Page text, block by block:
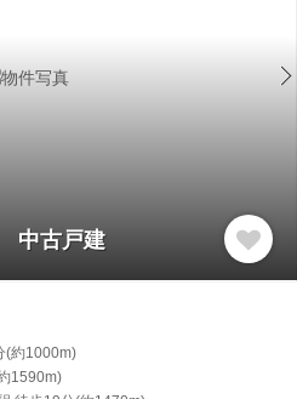
中古戸建
(約1000m)
1590m)